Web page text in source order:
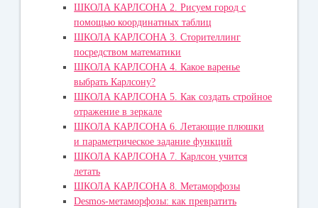
ШКОЛА КАРЛСОНА 2. Рисуем город с
помощью координатных таблиц
ШКОЛА КАРЛСОНА 3. Сторителлинг
посредством математики
ШКОЛА КАРЛСОНА 4. Какое варенье
выбрать Карлсону?
ШКОЛА КАРЛСОНА 5. Как создать стройное
отражение в зеркале
ШКОЛА КАРЛСОНА 6. Летающие плюшки
и параметрическое задание функций
ШКОЛА КАРЛСОНА 7. Карлсон учится
летать
ШКОЛА КАРЛСОНА 8. Метаморфозы
Desmos-метаморфозы: как превратить